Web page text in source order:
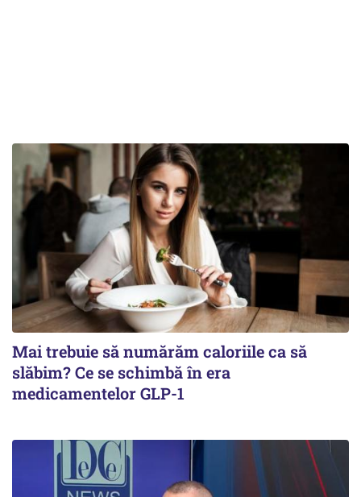
Mai trebuie să numărăm caloriile ca să
slăbim? Ce se schimbă în era
medicamentelor GLP-1